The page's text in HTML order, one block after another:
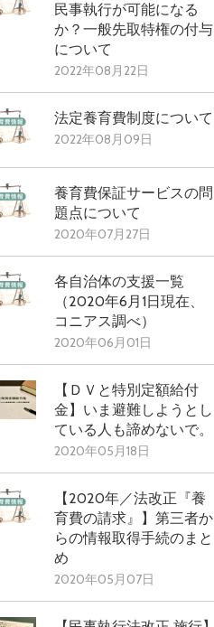
民事執行が可能になる
か？一般先取特権の付与
について
2022年08月22日
法定養育費制度について
2022年08月09日
養育費保証サービスの問
題点について
2020年07月27日
各自治体の支援一覧
（2020年6月1日現在、
コニアス調べ）
2020年06月01日
【ＤＶと特別定額給付
金】いま避難しようとし
ている人も諦めないで。
2020年05月18日
【2020年／法改正『養
育費の請求』】第三者か
らの情報取得手続のまと
め
2020年05月07日